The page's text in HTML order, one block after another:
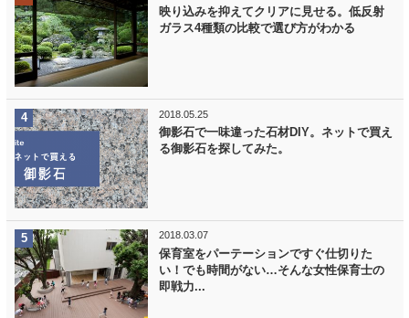
映り込みを抑えてクリアに見せる。低反射
ガラス4種類の比較で選び方がわかる
2018.05.25
御影石で一味違った石材DIY。ネットで買え
る御影石を探してみた。
2018.03.07
保育室をパーテーションですぐ仕切りた
い！でも時間がない…そんな女性保育士の
即戦力...